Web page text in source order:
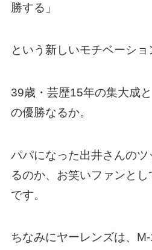
勝する」
という新しいモチベーショ
39歳・芸歴15年の集大成
の優勝なるか。
パパになった出井さんの
るのか、お笑いファンと
です。
ちなみにヤーレンズは、